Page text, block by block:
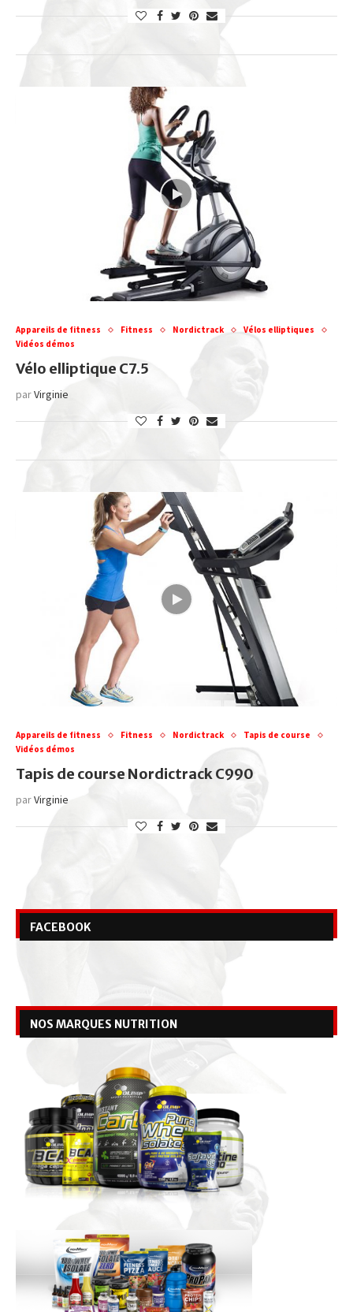
Appareils de fitness Fitness Nordictrack
Vélos elliptiques
Vidéos démos
Vélo elliptique C7.5
parVirginie
Appareils de fitness Fitness Nordictrack
Tapis de course
Vidéos démos
Tapis de course Nordictrack C990
parVirginie
FACEBOOK
NOS MARQUES NUTRITION